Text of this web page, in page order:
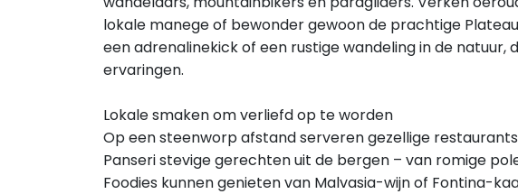
lokale manege of bewonder gewoon de prachtige
een adrenalinekick of een rustige wandeling in de natuur,
ervaringen.
Lokale smaken om verliefd op te worden
Op een steenworp afstand serveren gezellige
Panseri stevige gerechten uit de bergen – van romige
Foodies kunnen genieten van Malvasia-wijn of Fontina-